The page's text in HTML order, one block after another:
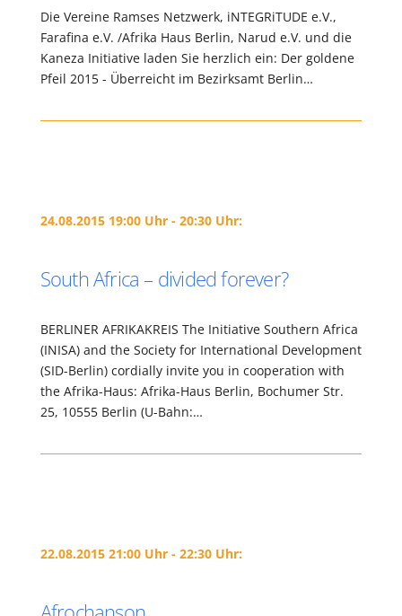
Die Vereine Ramses Netzwerk, iNTEGRiTUDE e.V.,
Farafina e.V. /Afrika Haus Berlin, Narud e.V. und die
Kaneza Initiative laden Sie herzlich ein: Der goldene
Pfeil 2015 - Überreicht im Bezirksamt Berlin…
24.08.2015 19:00 Uhr - 20:30 Uhr:
South Africa – divided forever?
BERLINER AFRIKAKREIS The Initiative Southern Africa
(INISA) and the Society for International Development
(SID-Berlin) cordially invite you in cooperation with
the Afrika-Haus: Afrika-Haus Berlin, Bochumer Str.
25, 10555 Berlin (U-Bahn:…
22.08.2015 21:00 Uhr - 22:30 Uhr: